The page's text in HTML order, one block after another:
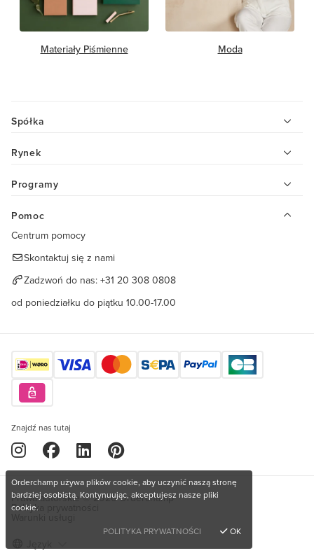
Materiały Piśmienne Moda
Spółka
Rynek
Programy
Pomoc
Centrum pomocy
Skontaktuj się z nami
Zadzwoń do nas: +31 20 308 0808
od poniedziałku do piątku 10.00-17.00
Znajdź nas tutaj
Prawa autorskie © 2026 Orderchamp
Polityka prywatności
Orderchamp używa plików cookie, aby uczynić naszą stronę
bardziej osobistą. Kontynuując, akceptujesz nasze pliki
cookie.
POLITYKA PRYWATNOŚCI
OK